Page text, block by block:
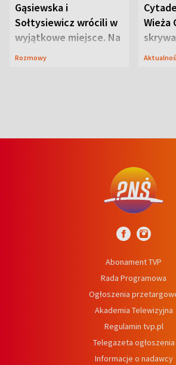
Gąsiewska i
Sołtysiewicz wrócili w
wyjątkowe miejsce. Na
szlaku czekał
Rozmowy
Wieża
Abonament TVP
Rada Programowa
Ogłoszenia
Akademia Telewizyjna
Regulamin tvp.pl
Telegazeta ogłoszenia
Informacje o nadawcy